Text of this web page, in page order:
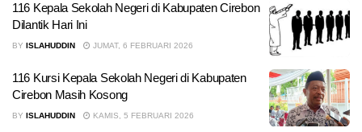
116 Kepala Sekolah Negeri di Kabupaten Cirebon
Dilantik Hari Ini
BY ISLAHUDDIN JUMAT, 6 FEBRUARI 2026
116 Kursi Kepala Sekolah Negeri di Kabupaten
Cirebon Masih Kosong
BY ISLAHUDDIN KAMIS, 5 FEBRUARI 2026